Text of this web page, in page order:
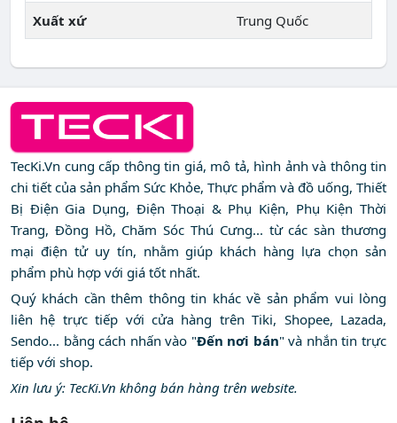
Xuất xứ Trung Quốc
TecKi.Vn cung cấp thông tin giá, mô tả, hình ảnh và thông tin
chi tiết của sản phẩm Sức Khỏe, Thực phẩm và đồ uống, Thiết
Bị Điện Gia Dụng, Điện Thoại & Phụ Kiện, Phụ Kiện Thời
Trang, Đồng Hồ, Chăm Sóc Thú Cưng... từ các sàn thương
mại điện tử uy tín, nhằm giúp khách hàng lựa chọn sản
phẩm phù hợp với giá tốt nhất.
Quý khách cần thêm thông tin khác về sản phẩm vui lòng
liên hệ trực tiếp với cửa hàng trên Tiki, Shopee, Lazada,
Sendo... bằng cách nhấn vào "Đến nơi bán" và nhắn tin trực
tiếp với shop.
Xin lưu ý: TecKi.Vn không bán hàng trên website.